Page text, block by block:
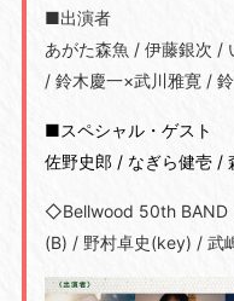
■出演者
あがた森魚 / 伊藤銀次 /
/ 鈴木慶一×武川雅寛 /
■スペシャル・ゲスト
佐野史郎 / なぎら健壱 /
◇Bellwood 50th BAND
(B) / 野村卓史(key) / 武